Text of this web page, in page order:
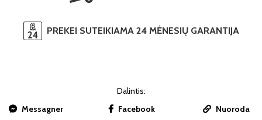
PREKEI SUTEIKIAMA 24 MĖNESIŲ GARANTIJA
Dalintis:
Messagner
Facebook Nuoroda